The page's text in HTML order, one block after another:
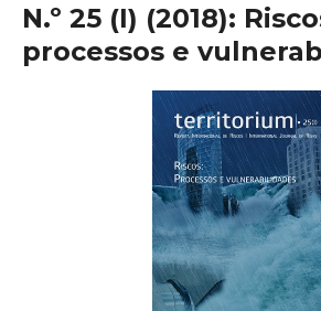
N.º 25 (I) (2018):
processos e